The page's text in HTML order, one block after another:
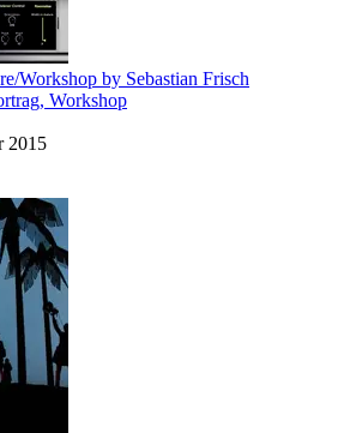
Workshop by Sebastian Frisch
Workshop
2015